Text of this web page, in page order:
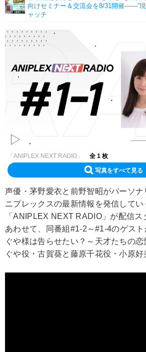
向けセミナー＆交流会を8/31開催――“
ャッチ
「ANIPLEX NEXT RADIO」 全 1 枚
写真をすべて見る
声優・茅野愛衣と前野智昭がパーソ
ニプレックスの最新情報を発信してい
「ANIPLEX NEXT RADIO」が配信ス
あわせて、同番組#1-2～#1-4のゲス
ぐや様は告らせたい？～天才たちの
ぐや役・古賀葵と藤原千花役・小原好